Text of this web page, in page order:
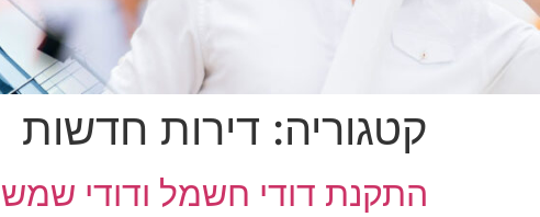
קטגוריה: דירות חדשות
התקנת דודי חשמל ודודי שמש